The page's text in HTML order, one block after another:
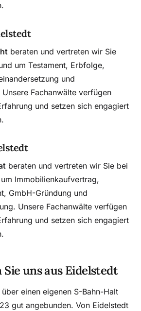
beraten und vertreten wir Sie
um Testament, Erbfolge,
und
Fachanwälte verfügen
und setzen sich engagiert
beraten und vertreten wir Sie bei
Immobilienkaufvertrag,
GmbH-Gründung und
Unsere Fachanwälte verfügen
und setzen sich engagiert
uns aus Eidelstedt
einen eigenen S-Bahn-Halt
gut angebunden. Von Eidelstedt